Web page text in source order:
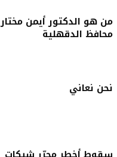
من هو الدكتور أيمن مختار
محافظ الدقهلية
نحن نعاني